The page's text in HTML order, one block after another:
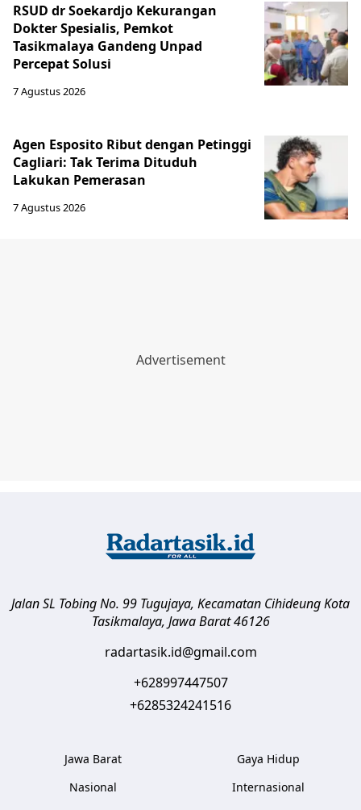
RSUD dr Soekardjo Kekurangan
Dokter Spesialis, Pemkot
Tasikmalaya Gandeng Unpad
Percepat Solusi
7 Agustus 2026
Agen Esposito Ribut dengan Petinggi
Cagliari: Tak Terima Dituduh
Lakukan Pemerasan
7 Agustus 2026
Jalan SL Tobing No. 99 Tugujaya, Kecamatan CihideungKota
Tasikmalaya, Jawa Barat 46126
radartasik.id@gmail.com
+628997447507
+6285324241516
Jawa Barat
Nasional
Gaya Hidup
Internasional